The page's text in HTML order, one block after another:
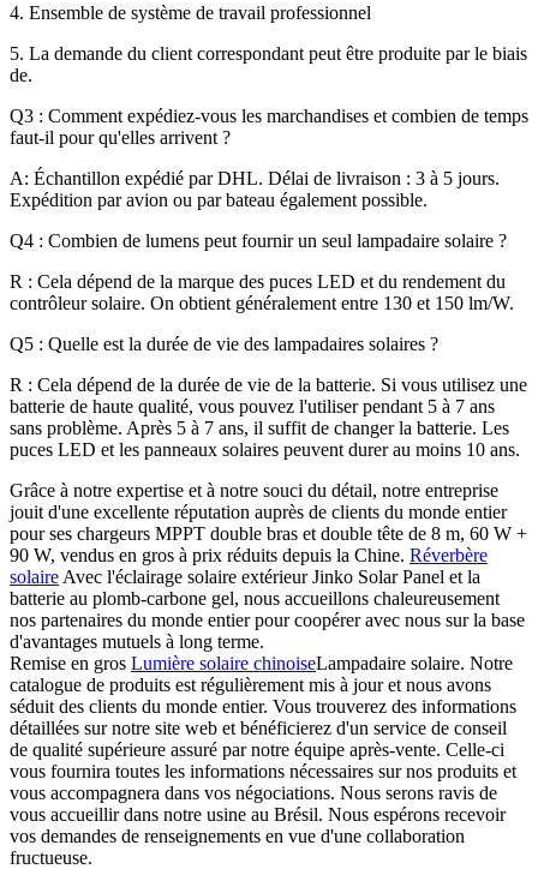
4. Ensemble de système de travail professionnel
5. La demande du client correspondant peut être produite par le biais
de.
Q3 : Comment expédiez-vous les marchandises et combien de temps
faut-il pour qu'elles arrivent ?
A: Échantillon expédié par DHL. Délai de livraison : 3 à 5 jours.
Expédition par avion ou par bateau également possible.
Q4 : Combien de lumens peut fournir un seul lampadaire solaire ?
R : Cela dépend de la marque des puces LED et du rendement du
contrôleur solaire. On obtient généralement entre 130 et 150 lm/W.
Q5 : Quelle est la durée de vie des lampadaires solaires ?
R : Cela dépend de la durée de vie de la batterie. Si vous utilisez une
batterie de haute qualité, vous pouvez l'utiliser pendant 5 à 7 ans
sans problème. Après 5 à 7 ans, il suffit de changer la batterie. Les
puces LED et les panneaux solaires peuvent durer au moins 10 ans.
Grâce à notre expertise et à notre souci du détail, notre entreprise
jouit d'une excellente réputation auprès de clients du monde entier
pour ses chargeurs MPPT double bras et double tête de 8 m, 60 W +
90 W, vendus en gros à prix réduits depuis la Chine. Réverbère
solaire Avec l'éclairage solaire extérieur Jinko Solar Panel et la
batterie au plomb-carbone gel, nous accueillons chaleureusement
nos partenaires du monde entier pour coopérer avec nous sur la base
d'avantages mutuels à long terme.
Remise en gros Lumière solaire chinoiseLampadaire solaire. Notre
catalogue de produits est régulièrement mis à jour et nous avons
séduit des clients du monde entier. Vous trouverez des informations
détaillées sur notre site web et bénéficierez d'un service de conseil
de qualité supérieure assuré par notre équipe après-vente. Celle-ci
vous fournira toutes les informations nécessaires sur nos produits et
vous accompagnera dans vos négociations. Nous serons ravis de
vous accueillir dans notre usine au Brésil. Nous espérons recevoir
vos demandes de renseignements en vue d'une collaboration
fructueuse.